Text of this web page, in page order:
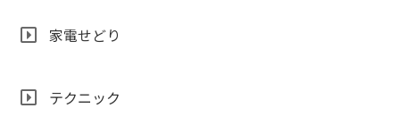
家電せどり
テクニック